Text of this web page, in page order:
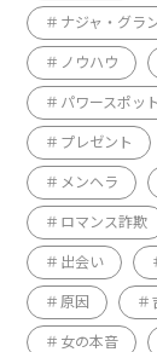
ナジャ・グラ
ノウハウ
パワースポット
プレゼント
メンヘラ
ロマンス詐欺
出会い
原因
女の本音